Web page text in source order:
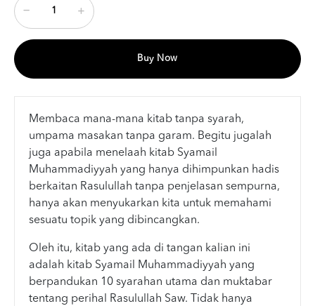
Buy Now
Membaca mana-mana kitab tanpa syarah,
umpama masakan tanpa garam. Begitu jugalah
juga apabila menelaah kitab Syamail
Muhammadiyyah yang hanya dihimpunkan hadis
berkaitan Rasulullah tanpa penjelasan sempurna,
hanya akan menyukarkan kita untuk memahami
sesuatu topik yang dibincangkan.
Oleh itu, kitab yang ada di tangan kalian ini
adalah kitab Syamail Muhammadiyyah yang
berpandukan 10 syarahan utama dan muktabar
tentang perihal Rasulullah Saw. Tidak hanya